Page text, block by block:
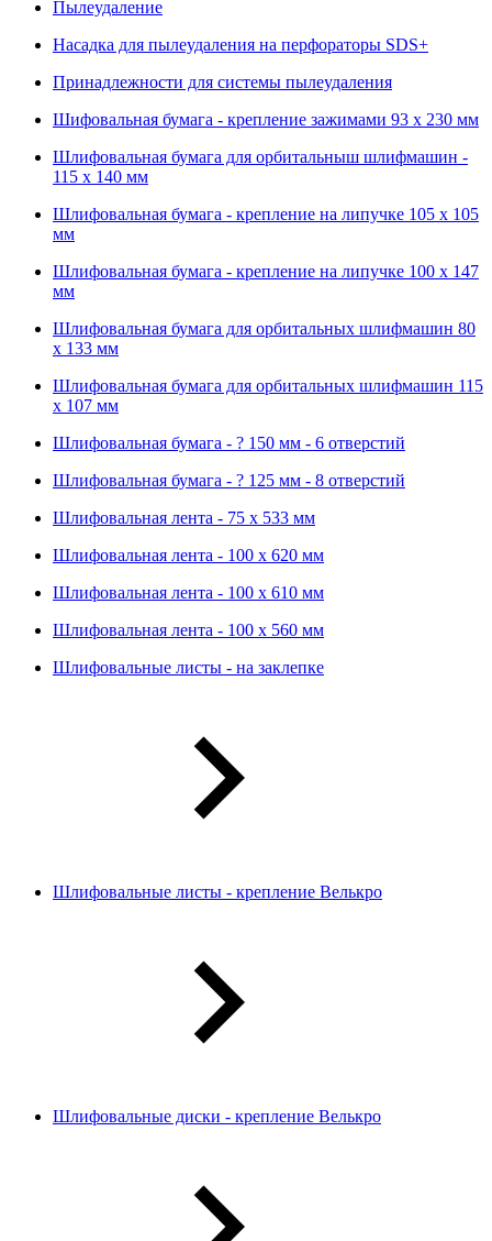
Пылеудаление
Насадка для пылеудаления на перфораторы SDS+
Принадлежности для системы пылеудаления
Шифовальная бумага - крепление зажимами 93 х 230 мм
Шлифовальная бумага для орбитальныш шлифмашин -
115 х 140 мм
Шлифовальная бумага - крепление на липучке 105 х 105
мм
Шлифовальная бумага - крепление на липучке 100 х 147
мм
Шлифовальная бумага для орбитальных шлифмашин 80
х 133 мм
Шлифовальная бумага для орбитальных шлифмашин 115
х 107 мм
Шлифовальная бумага - ? 150 мм - 6 отверстий
Шлифовальная бумага - ? 125 мм - 8 отверстий
Шлифовальная лента - 75 х 533 мм
Шлифовальная лента - 100 х 620 мм
Шлифовальная лента - 100 х 610 мм
Шлифовальная лента - 100 х 560 мм
Шлифовальные листы - на заклепке
Шлифовальные листы - крепление Велькро
Шлифовальные диски - крепление Велькро